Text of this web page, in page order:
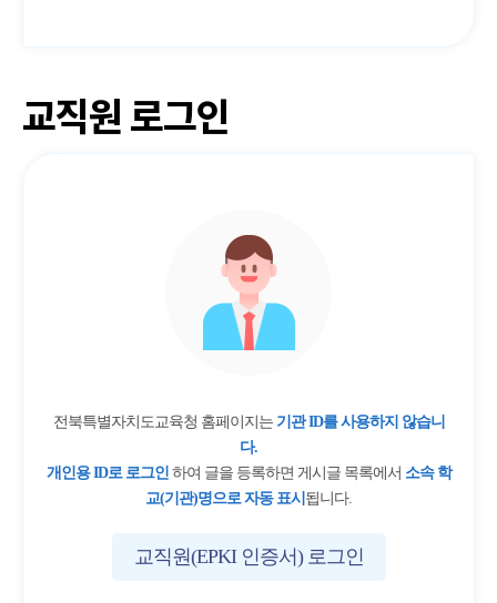
교직원 로그인
전북특별자치도교육청 홈페이지는 기관 ID를 사용하지 않습니
다.
개인용 ID로 로그인하여 글을 등록하면 게시글 목록에서 소속 학
교(기관)명으로 자동 표시 됩니다.
교직원(EPKI 인증서) 로그인